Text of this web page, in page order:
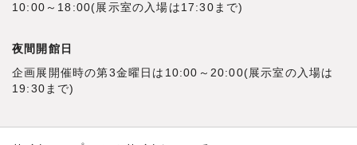
10:00～18:00(展示室の入場は17:30まで)
夜間開館日
企画展開催時の第3金曜日は10:00～20:00(展示室の入場は
19:30まで)